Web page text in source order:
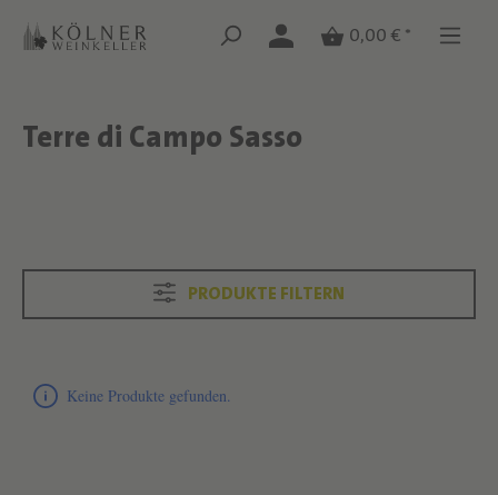
Zum Hauptinhalt springen
Zum Hauptinhalt springen
0,00 € *
Text überspringen
Terre di Campo Sasso
Text überspringen
PRODUKTE FILTERN
Keine Produkte gefunden.